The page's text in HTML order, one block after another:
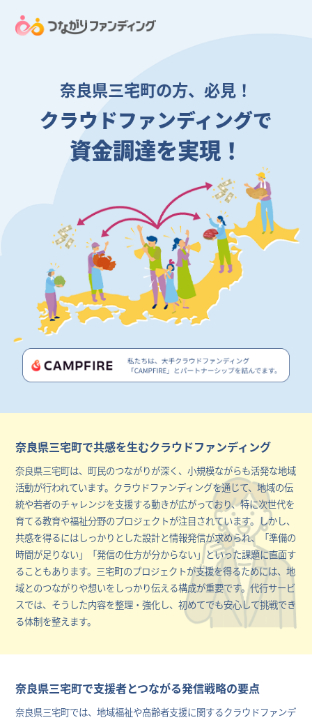
奈良県三宅町の方、必見！
クラウドファンディングで
資金調達を実現！
奈良県三宅町で共感を生むクラウドファンディング
奈良県三宅町は、町民のつながりが深く、小規模ながらも活発な地域
活動が行われています。クラウドファンディングを通じて、地域の伝
統や若者のチャレンジを支援する動きが広がっており、特に次世代を
育てる教育や福祉分野のプロジェクトが注目されています。しかし、
共感を得るにはしっかりとした設計と情報発信が求められ、「準備の
時間が足りない」「発信の仕方が分からない」といった課題に直面す
ることもあります。三宅町のプロジェクトが支援を得るためには、地
域とのつながりや想いをしっかり伝える構成が重要です。代行サービ
スでは、そうした内容を整理・強化し、初めてでも安心して挑戦でき
る体制を整えます。
奈良県三宅町で支援者とつながる発信戦略の要点
奈良県三宅町では、地域福祉や高齢者支援に関するクラウドファンデ